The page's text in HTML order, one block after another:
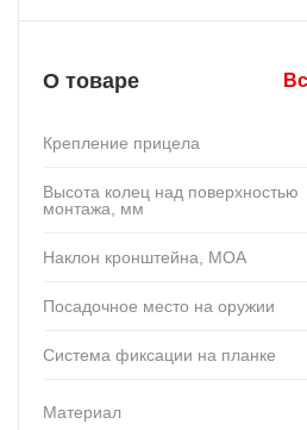
О товаре
Крепление прицела
Высота колец над поверхностью
монтажа, мм
Наклон кронштейна, MOA
Посадочное место на оружии
Система фиксации на планке
Материал